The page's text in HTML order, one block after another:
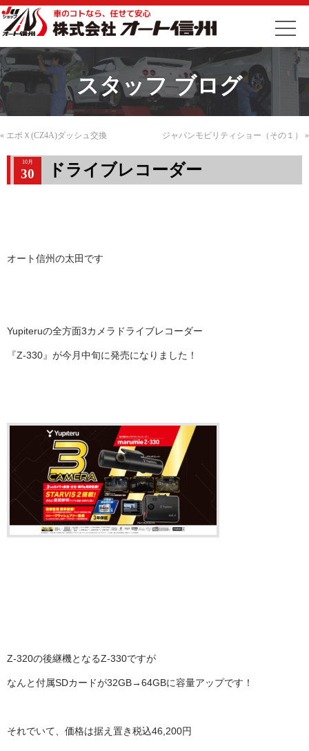
スタッフ ブログ
« エボＸ(CZ4A)ダッシュ交換 ジャパンモビリティショー（その１） »
10月
30 ドライブレコーダー
オート信州の太田です
Yupiteruの全方面3カメラドライブレコーダー
『Z-330』が今月中旬に発売になりました！
Z-320の後継機となるZ-330ですが
なんと付属SDカードが32GB→64GBに容量アップです！
それでいて、価格は据え置き税込46,200円